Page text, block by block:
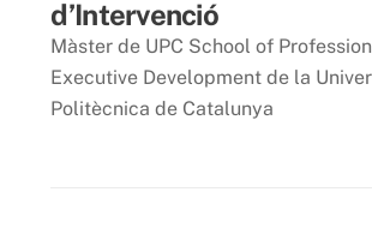
d’Intervenció
Màster de UPC School of
Executive Development de la
Politècnica de Catalunya